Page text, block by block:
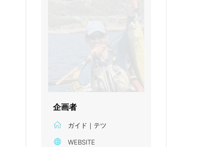
企画者
ガイド｜テツ
WEBSITE